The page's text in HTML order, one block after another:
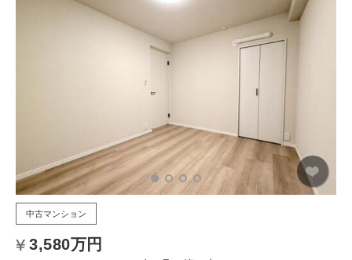
中古マンション
3,580万円